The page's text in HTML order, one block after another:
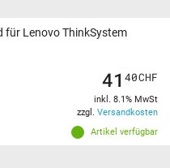
für Lenovo ThinkSystem
Artikel verfügbar
41 40CHF
inkl. 8.1% MwSt
zzgl. Versandkosten